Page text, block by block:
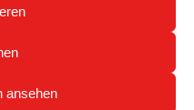
ansehen
LABOKLIN. All Rights